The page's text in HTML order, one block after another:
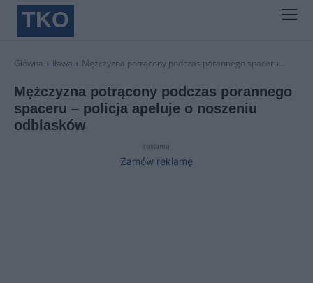
TKO
Główna Iława Mężczyzna potrącony podczas porannego spaceru...
Mężczyzna potrącony podczas porannego
spaceru – policja apeluje o noszeniu
odblasków
reklama
Zamów reklamę